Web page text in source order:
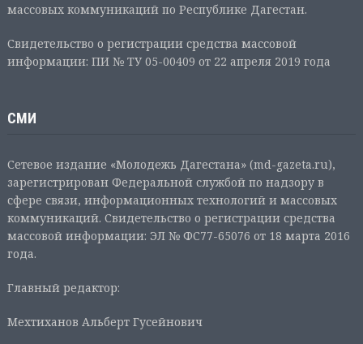
массовых коммуникаций по Республике Дагестан.
Свидетельство о регистрации средства массовой
информации: ПИ № ТУ 05-00409 от 22 апреля 2019 года
СМИ
Сетевое издание «Молодежь Дагестана» (md-gazeta.ru),
зарегистрирован Федеральной службой по надзору в
сфере связи, информационных технологий и массовых
коммуникаций. Свидетельство о регистрации средства
массовой информации: ЭЛ № ФС77-65076 от 18 марта 2016
года.
Главный редактор:
Мехтиханов Альберт Гусейнович